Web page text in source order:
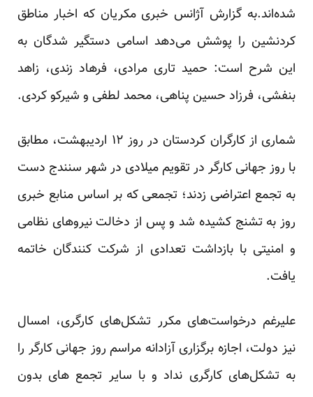
شده‌اند.به گزارش آژانس خبری مکریان که اخبار مناطق
کردنشین را پوشش می‌دهد اسامی دستگیر شدگان به
این شرح است: حمید تاری مرادی، فرهاد زندی، زاهد
بنفشی، فرزاد حسین پناهی، محمد لطفی و شیرکو کردی.
شماری از کارگران کردستان در روز ۱۲ اردیبهشت، مطابق
با روز جهانی کارگر در تقویم میلادی در شهر سنندج دست
به تجمع اعتراضی زدند؛ تجمعی که بر اساس منابع خبری
روز به تشنج کشیده شد و پس از دخالت نیروهای نظامی
و امنیتی با بازداشت تعدادی از شرکت کنندگان خاتمه
یافت.
علیرغم درخواست‌های مکرر تشکل‌های کارگری، امسال
نیز دولت، اجازه برگزاری آزادانه مراسم روز جهانی کارگر را
به تشکل‌های کارگری نداد و با سایر تجمع های بدون